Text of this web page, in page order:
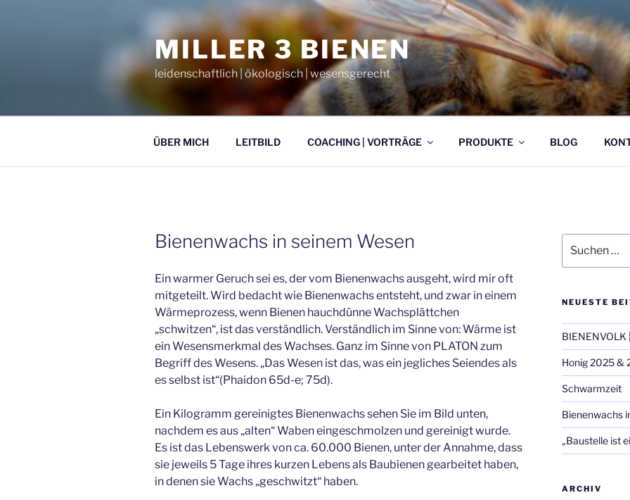
MILLER 3 BIENEN
leidenschaftlich | ökologisch | wesensgerecht
ÜBER MICH LEITBILD COACHING | VORTRÄGE PRODUKTE BLOG
Bienenwachs in seinem Wesen
Ein warmer Geruch sei es, der vom Bienenwachs ausgeht, wird mir oft
mitgeteilt. Wird bedacht wie Bienenwachs entsteht, und zwar in einem
Wärmeprozess, wenn Bienen hauchdünne Wachsplättchen
„schwitzen“, ist das verständlich. Verständlich im Sinne von: Wärme ist
ein Wesensmerkmal des Wachses. Ganz im Sinne von PLATON zum
Begriff des Wesens. „Das Wesen ist das, was ein jegliches Seiendes als
es selbst ist“(Phaidon 65d-e; 75d).
Ein Kilogramm gereinigtes Bienenwachs sehen Sie im Bild unten,
nachdem es aus „alten“ Waben eingeschmolzen und gereinigt wurde.
Es ist das Lebenswerk von ca. 60.000 Bienen, unter der Annahme, dass
sie jeweils 5 Tage ihres kurzen Lebens als Baubienen gearbeitet haben,
in denen sie Wachs „geschwitzt“ haben.
nach:
NEUESTE
BIENENVOLK
Honig 2025 &
Schwarmzeit
Bienenwachs
„Baustelle ist
ARCHIV